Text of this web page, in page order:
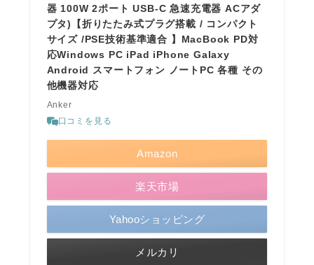
器 100W 2ポート USB-C 急速充電器 ACアダ
プタ)【折りたたみ式プラグ搭載 / コンパクト
サイズ /PSE技術基準適合 】MacBook PD対
応Windows PC iPad iPhone Galaxy
Android スマートフォン ノートPC 各種 その
他機器対応
Anker
口コミを見る
Amazon
楽天市場
Yahooショッピング
メルカリ